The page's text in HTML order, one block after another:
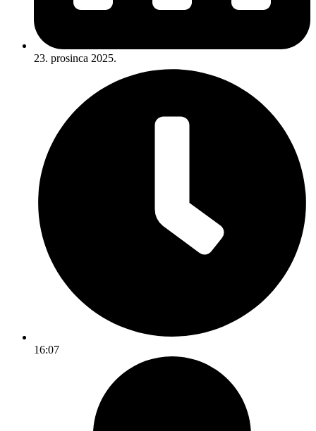
23. prosinca 2025.
16:07